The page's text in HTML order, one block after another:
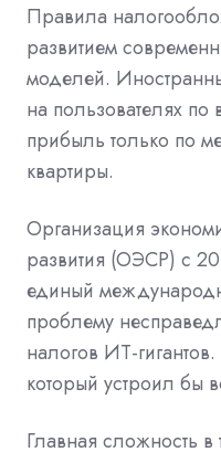
Правила
развитием
моделей.
на пользователях по
прибыль только по
квартиры.
Организация
развития (ОЭСР) с
единый
проблему
налогов ИТ-
который устроил бы
Главная сложность в